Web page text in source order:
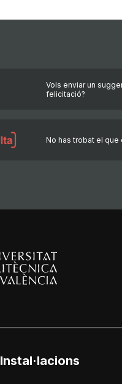
Vols enviar un
felicitació?
No has trobat el que
Instal·lacions